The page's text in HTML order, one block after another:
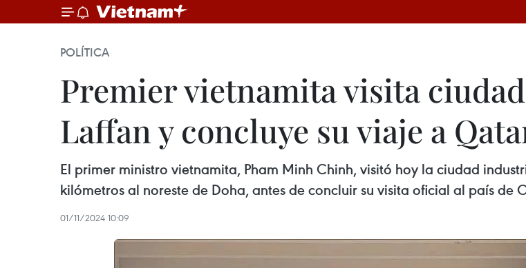
POLÍTICA
Premier vietnamita visita
Laffan y concluye su viaje a
El primer ministro vietnamita, Pham Minh Chinh, visitó hoy la ciudad
kilómetros al noreste de Doha, antes de concluir su visita oficial al país de
01/11/2024 10:09